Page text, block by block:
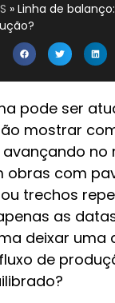
» Linha de
pode ser
mostrar
no
obras com
trechos
as
deixar uma
de